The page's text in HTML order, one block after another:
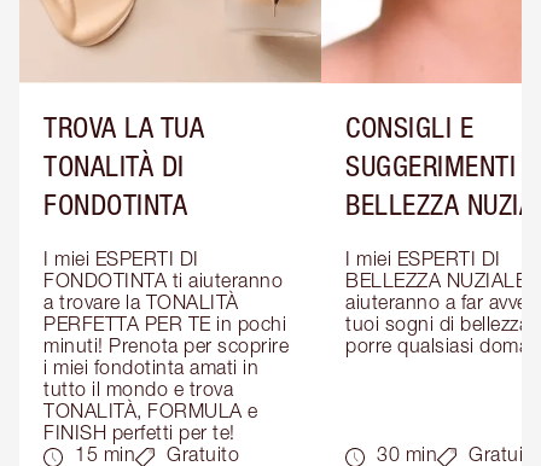
TROVA LA TUA
TONALITÀ DI
FONDOTINTA
I miei ESPERTI DI
FONDOTINTA ti aiuteranno
a trovare la TONALITÀ
PERFETTA PER TE in pochi
minuti! Prenota per scoprire
i miei fondotinta amati in
tutto il mondo e trova
TONALITÀ, FORMULA e
FINISH perfetti per te!
15 min
Gratuito
CONSIGLI E
SUGGERIMENTI
BELLEZZA
I miei ESPERTI DI
BELLEZZA NUZIALE
aiuteranno a far
tuoi sogni di bellezza:
porre qualsiasi
30 min Gratuito